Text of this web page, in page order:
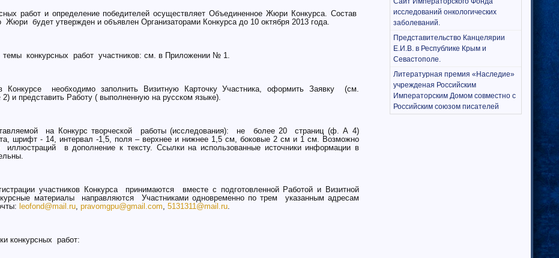
работ и определение победителей осуществляет Объединенное Жюри Конкурса. Состав
Жюри будет утвержден и объявлен Организаторами Конкурса до 10 октября 2013 года.
конкурсных работ участников: см. в Приложении № 1.
Конкурсе необходимо заполнить Визитную Карточку Участника, оформить Заявку (см.
и представить Работу ( выполненную на русском языке).
на Конкурс творческой работы (исследования): не более 20 страниц (ф. А 4)
шрифт - 14, интервал -1,5, поля – верхнее и нижнее 1,5 см, боковые 2 см и 1 см. Возможно
иллюстраций в дополнение к тексту. Ссылки на использованные источники информации в
участников Конкурса принимаются вместе с подготовленной Работой и Визитной
материалы направляются Участниками одновременно по трем указанным адресам
leofond@mail.ru, pravomgpu@gmail.com, 5131311@mail.ru.
конкурсных работ:
исследований онкологических
заболеваний.
Представительство Канцелярии
Е.И.В. в Республике Крым и
Севастополе.
Литературная премия «Наследие»
учрежденая Российским
Императорским Домом совместно с
Российским союзом писателей